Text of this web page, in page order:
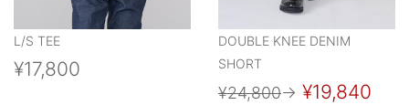
L/S TEE
¥17,800
DOUBLE KNEE DENIM
SHORT
¥24,800→ ¥19,840